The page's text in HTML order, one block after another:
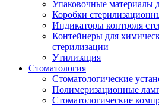
Упаковочные материалы
Коробки
Индикаторы контроля
Контейнеры для
стерилизации
Утилизация
Стоматология
Стоматологические
Полимеризационные
Стоматологические